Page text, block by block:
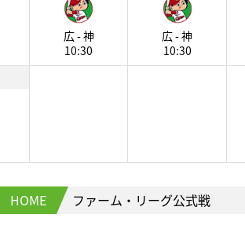
広 - 神
10:30
広 - 神
10:30
HOME ファーム・リーグ公式戦